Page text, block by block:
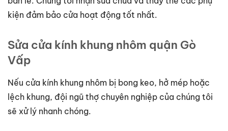
kiện đảm bảo cửa hoạt động tốt nhất.
Sửa cửa kính khung nhôm quận Gò
Vấp
Nếu cửa kính khung nhôm bị bong keo, hở mép hoặc
lệch khung, đội ngũ thợ chuyên nghiệp của chúng tôi
sẽ xử lý nhanh chóng.